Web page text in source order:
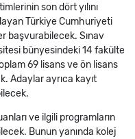
son dört yılını
Türkiye Cumhuriyeti
başvurabilecek. Sınav
bünyesindeki 14 fakülte
69 lisans ve ön lisans
Adaylar ayrıca kayıt
ve ilgili programların
Bunun yanında kolej